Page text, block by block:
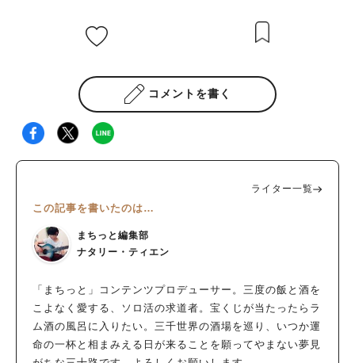
コメントを書く
ライター一覧
この記事を書いたのは…
まちっと編集部
ナタリー・ティエン
「まちっと」コンテンツプロデューサー。三度の飯と酒を
こよなく愛する、ソロ活の求道者。宝くじが当たったらラ
ム酒の風呂に入りたい。三千世界の酒場を巡り、いつか運
命の一杯と相まみえる日が来ることを願ってやまない夢見